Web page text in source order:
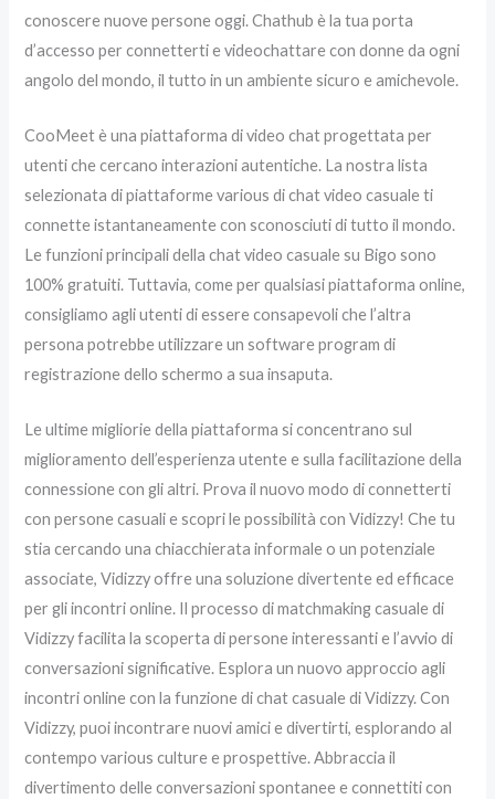
conoscere nuove persone oggi. Chathub è la tua porta
d’accesso per connetterti e videochattare con donne da ogni
angolo del mondo, il tutto in un ambiente sicuro e amichevole.
CooMeet è una piattaforma di video chat progettata per
utenti che cercano interazioni autentiche. La nostra lista
selezionata di piattaforme various di chat video casuale ti
connette istantaneamente con sconosciuti di tutto il mondo.
Le funzioni principali della chat video casuale su Bigo sono
100% gratuiti. Tuttavia, come per qualsiasi piattaforma online,
consigliamo agli utenti di essere consapevoli che l’altra
persona potrebbe utilizzare un software program di
registrazione dello schermo a sua insaputa.
Le ultime migliorie della piattaforma si concentrano sul
miglioramento dell’esperienza utente e sulla facilitazione della
connessione con gli altri. Prova il nuovo modo di connetterti
con persone casuali e scopri le possibilità con Vidizzy! Che tu
stia cercando una chiacchierata informale o un potenziale
associate, Vidizzy offre una soluzione divertente ed efficace
per gli incontri online. Il processo di matchmaking casuale di
Vidizzy facilita la scoperta di persone interessanti e l’avvio di
conversazioni significative. Esplora un nuovo approccio agli
incontri online con la funzione di chat casuale di Vidizzy. Con
Vidizzy, puoi incontrare nuovi amici e divertirti, esplorando al
contempo various culture e prospettive. Abbraccia il
divertimento delle conversazioni spontanee e connettiti con